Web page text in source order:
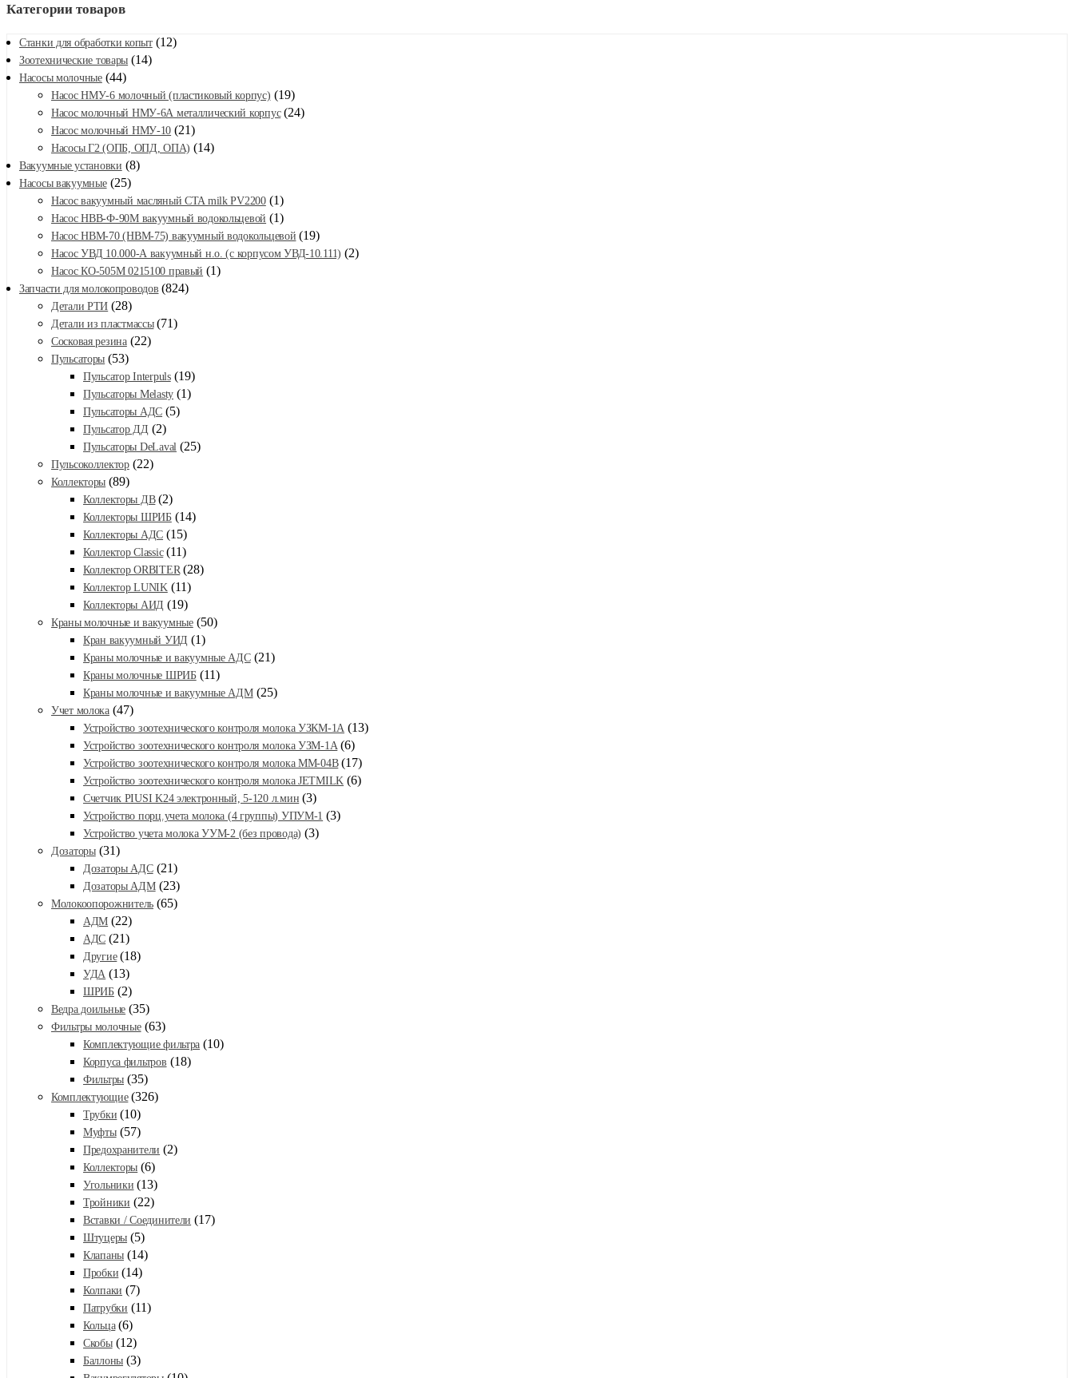
Категории товаров
Станки для обработки копыт (12)
Зоотехнические товары (14)
Насосы молочные (44)
Насос НМУ-6 молочный (пластиковый корпус) (19)
Насос молочный НМУ-6А металлический корпус (24)
Насос молочный НМУ-10 (21)
Насосы Г2 (ОПБ, ОПД, ОПА) (14)
Вакуумные установки (8)
Насосы вакуумные (25)
Насос вакуумный масляный CTA milk PV2200 (1)
Насос НВВ-Ф-90М вакуумный водокольцевой (1)
Насос НВМ-70 (НВМ-75) вакуумный водокольцевой (19)
Насос УВД 10.000-А вакуумный н.о. (с корпусом УВД-10.111) (2)
Насос КО-505М 0215100 правый (1)
Запчасти для молокопроводов (824)
Детали РТИ (28)
Детали из пластмассы (71)
Сосковая резина (22)
Пульсаторы (53)
Пульсатор Interpuls (19)
Пульсаторы Melasty (1)
Пульсаторы АДС (5)
Пульсатор ДД (2)
Пульсаторы DeLaval (25)
Пульсоколлектор (22)
Коллекторы (89)
Коллекторы ДВ (2)
Коллекторы ШРИБ (14)
Коллекторы АДС (15)
Коллектор Classic (11)
Коллектор ORBITER (28)
Коллектор LUNIK (11)
Коллекторы АИД (19)
Краны молочные и вакуумные (50)
Кран вакуумный УИД (1)
Краны молочные и вакуумные АДС (21)
Краны молочные ШРИБ (11)
Краны молочные и вакуумные АДМ (25)
Учет молока (47)
Устройство зоотехнического контроля молока УЗКМ-1А (13)
Устройство зоотехнического контроля молока УЗМ-1А (6)
Устройство зоотехнического контроля молока ММ-04В (17)
Устройство зоотехнического контроля молока JETMILK (6)
Счетчик PIUSI K24 электронный, 5-120 л.мин (3)
Устройство порц.учета молока (4 группы) УПУМ-1 (3)
Устройство учета молока УУМ-2 (без провода) (3)
Дозаторы (31)
Дозаторы АДС (21)
Дозаторы АДМ (23)
Молокоопорожнитель (65)
АДМ (22)
АДС (21)
Другие (18)
УДА (13)
ШРИБ (2)
Ведра доильные (35)
Фильтры молочные (63)
Комплектующие фильтра (10)
Корпуса фильтров (18)
Фильтры (35)
Комплектующие (326)
Трубки (10)
Муфты (57)
Предохранители (2)
Коллекторы (6)
Угольники (13)
Тройники (22)
Вставки / Соединители (17)
Штуцеры (5)
Клапаны (14)
Пробки (14)
Колпаки (7)
Патрубки (11)
Кольца (6)
Скобы (12)
Баллоны (3)